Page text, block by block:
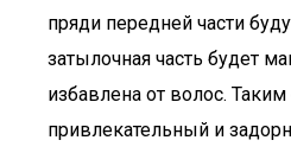
пря­ди перед­ней части
заты­лоч­ная часть будет
избав­ле­на от волос.
при­вле­ка­тель­ный и